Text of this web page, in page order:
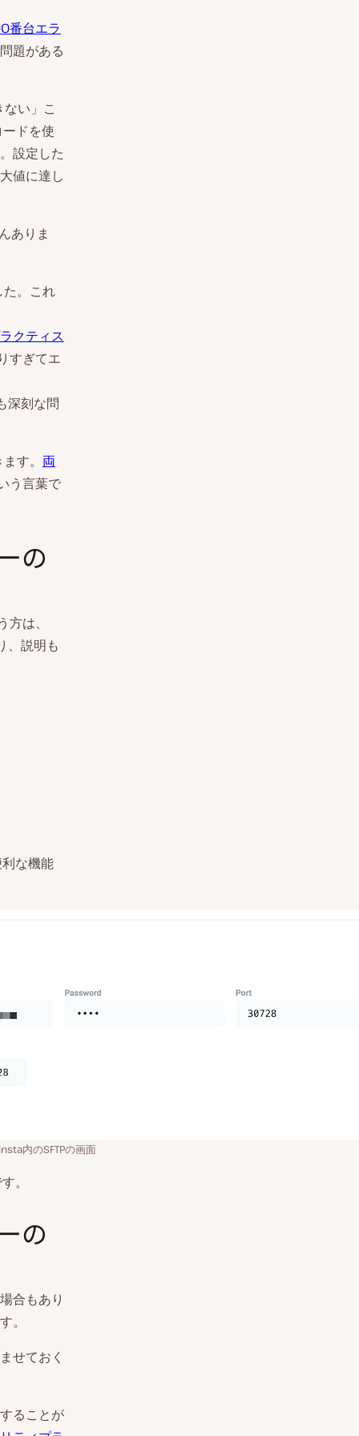
番台エラ
題がある
い」こ
ドを使
設定した
値に達し
ありま
た。これ
クティス
すぎてエ
深刻な問
す。 両
う言葉で
の
は、
、説明も
な機能
内のSFTPの画面
。
の
合もあり
。
せておく
ることが